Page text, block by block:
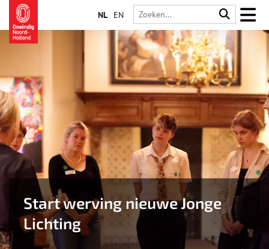
NL EN
Start werving nieuwe Jonge
Lichting